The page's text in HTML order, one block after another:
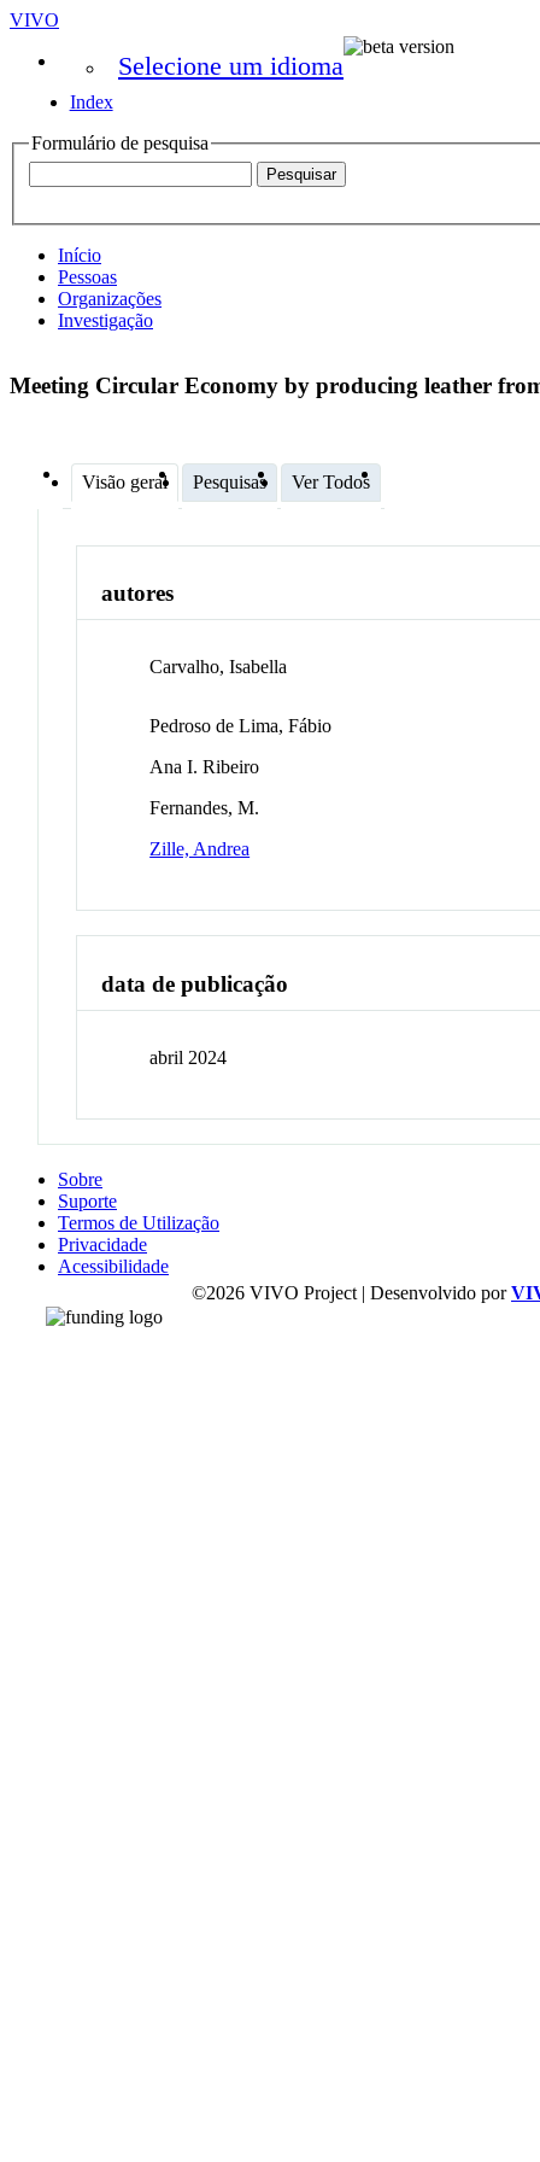
VIVO
Selecione um idioma
Index
Formulário de pesquisa
Início
Pessoas
Organizações
Investigação
Meeting Circular Economy by producing leather
Visão geral Pesquisas Ver Todos
autores
Carvalho, Isabella
Pedroso de Lima, Fábio
Ana I. Ribeiro
Fernandes, M.
Zille, Andrea
data de publicação
abril 2024
Sobre
Suporte
Termos de Utilização
Privacidade
Acessibilidade
©2026 VIVO Project | Desenvolvido por